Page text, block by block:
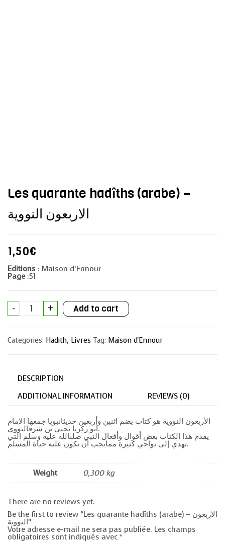
Les quarante hadîths (arabe) –
الاربعون النووية
1,50€
Editions : Maison d’Ennour
Page:51
- Les
quarante
hadîths
الاربعون
+ Add to cart
Categories: Hadith, Livres Tag: Maison d'Ennour
DESCRIPTION
ADDITIONAL INFORMATION
REVIEWS (0)
الأربعون النووية هو كتاب يضم اثنين وأربعين حديثانبويا جمعها الإمام
أبو زكريا يحيى بن شرفالنووي.
يقدم هذا الكتاب بعض أقوال وأفعال النبي صلىالله عليه وسلم التي
تهدي إلى نواحي كثيرة ممايجب أن تكون عليه حياة المسلم.
Weight 0,300 kg
There are no reviews yet.
Be the first to review “Les quarante hadîths (arabe) – الاربعون
النووية”
Votre adresse e-mail ne sera pas publiée. Les champs
obligatoires sont indiqués avec *